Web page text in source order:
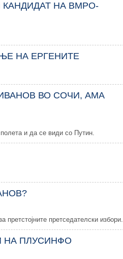
КАНДИДАТ НА ВМРО-
НА ЕРГЕНИТЕ
ВО СОЧИ, АМА
и да се види со Путин.
претстојните претседателски избори.
НА ПЛУСИНФО